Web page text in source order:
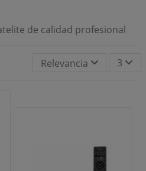
de calidad profesional
Relevancia 3